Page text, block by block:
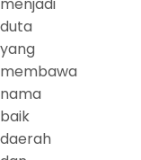
duta
yang
membawa
nama
baik
daerah